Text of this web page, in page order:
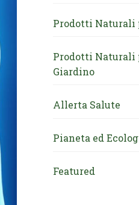
Prodotti Naturali
Prodotti Naturali
Giardino
Allerta Salute
Pianeta ed
Featured